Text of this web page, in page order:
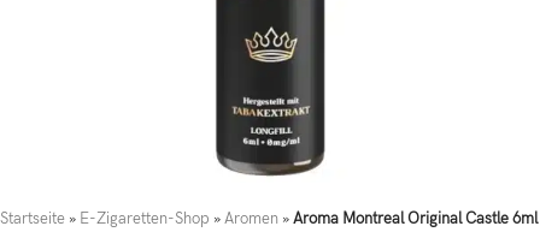
Startseite » E-Zigaretten-Shop »Aromen »Aroma Montreal Original Castle 6ml